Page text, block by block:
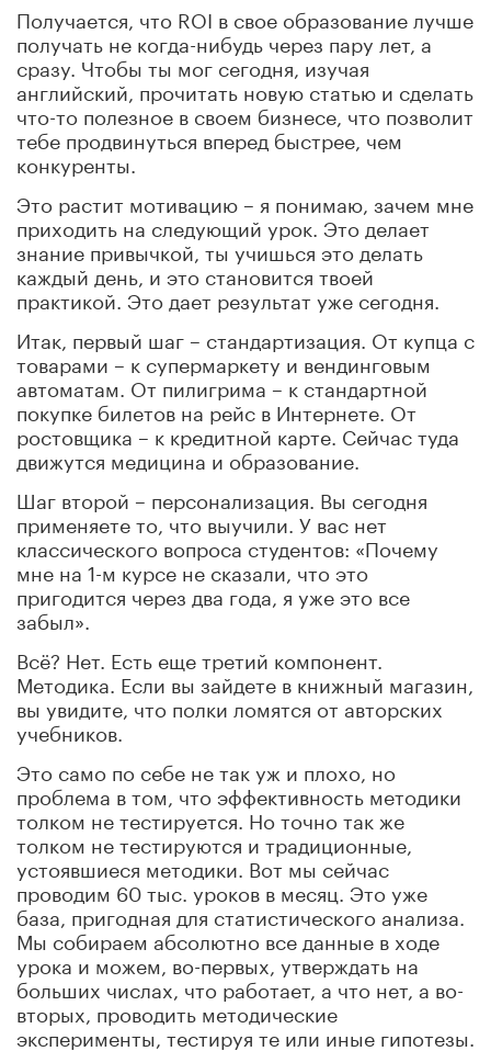
Получается, что ROI в свое образование лучше
получать не когда-нибудь через пару лет, а
сразу. Чтобы ты мог сегодня, изучая
английский, прочитать новую статью и сделать
что-то полезное в своем бизнесе, что позволит
тебе продвинуться вперед быстрее, чем
конкуренты.
Это растит мотивацию – я понимаю, зачем мне
приходить на следующий урок. Это делает
знание привычкой, ты учишься это делать
каждый день, и это становится твоей
практикой. Это дает результат уже сегодня.
Итак, первый шаг – стандартизация. От купца с
товарами – к супермаркету и вендинговым
автоматам. От пилигрима – к стандартной
покупке билетов на рейс в Интернете. От
ростовщика – к кредитной карте. Сейчас туда
движутся медицина и образование.
Шаг второй – персонализация. Вы сегодня
применяете то, что выучили. У вас нет
классического вопроса студентов: «Почему
мне на 1-м курсе не сказали, что это
пригодится через два года, я уже это все
забыл».
Всё? Нет. Есть еще третий компонент.
Методика. Если вы зайдете в книжный магазин,
вы увидите, что полки ломятся от авторских
учебников.
Это само по себе не так уж и плохо, но
проблема в том, что эффективность методики
толком не тестируется. Но точно так же
толком не тестируются и традиционные,
устоявшиеся методики. Вот мы сейчас
проводим 60 тыс. уроков в месяц. Это уже
база, пригодная для статистического анализа.
Мы собираем абсолютно все данные в ходе
урока и можем, во-первых, утверждать на
больших числах, что работает, а что нет, а во-
вторых, проводить методические
эксперименты, тестируя те или иные гипотезы.